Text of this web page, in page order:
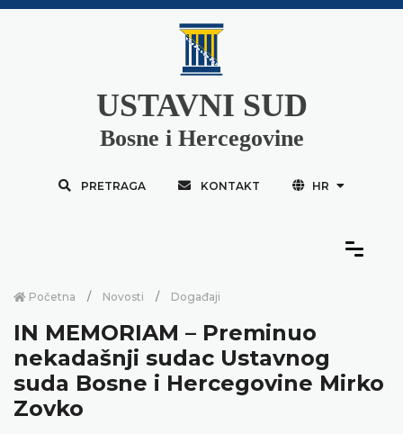
USTAVNI SUD
Bosne i Hercegovine
PRETRAGA KONTAKT HR
Početna Novosti Događaji
IN MEMORIAM – Preminuo
nekadašnji sudac Ustavnog
suda Bosne i Hercegovine Mirko
Zovko